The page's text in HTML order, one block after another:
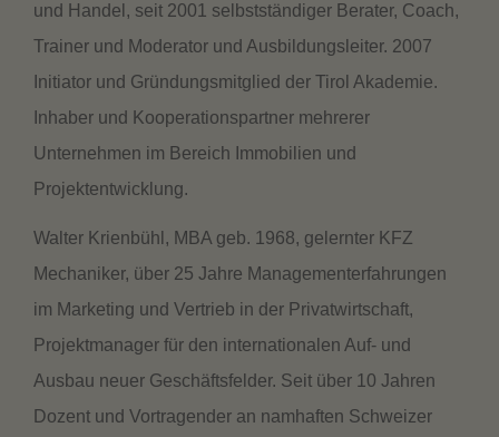
und Handel, seit 2001 selbstständiger Berater, Coach,
Trainer und Moderator und Ausbildungsleiter. 2007
Initiator und Gründungsmitglied der Tirol Akademie.
Inhaber und Kooperationspartner mehrerer
Unternehmen im Bereich Immobilien und
Projektentwicklung.
Walter Krienbühl, MBA geb. 1968, gelernter KFZ
Mechaniker, über 25 Jahre Managementerfahrungen
im Marketing und Vertrieb in der Privatwirtschaft,
Projektmanager für den internationalen Auf- und
Ausbau neuer Geschäftsfelder. Seit über 10 Jahren
Dozent und Vortragender an namhaften Schweizer